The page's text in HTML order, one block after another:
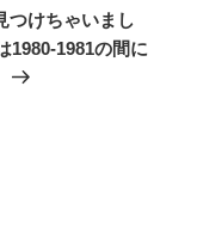
つけちゃいまし
1980-1981の間に